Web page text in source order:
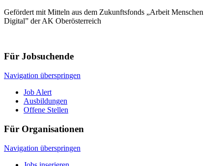
Gefördert mit Mitteln aus dem Zukunftsfonds „Arbeit Menschen
Digital” der AK Oberösterreich
Für Jobsuchende
Navigation überspringen
Job Alert
Ausbildungen
Offene Stellen
Für Organisationen
Navigation überspringen